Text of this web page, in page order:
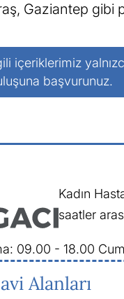
Gaziantep gibi
içeriklerimiz
başvurunuz.
Kadın
saatler
09.00 - 18.00
Alanları